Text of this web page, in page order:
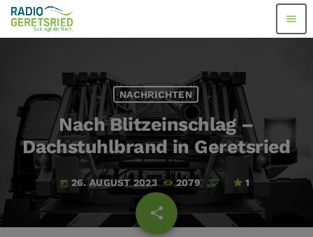
menu
NACHRICHTEN
Nach Blitzeinschlag –
Dachstuhlbrand in Geretsried
today 26. AUGUST 2023 2079 1
share
email